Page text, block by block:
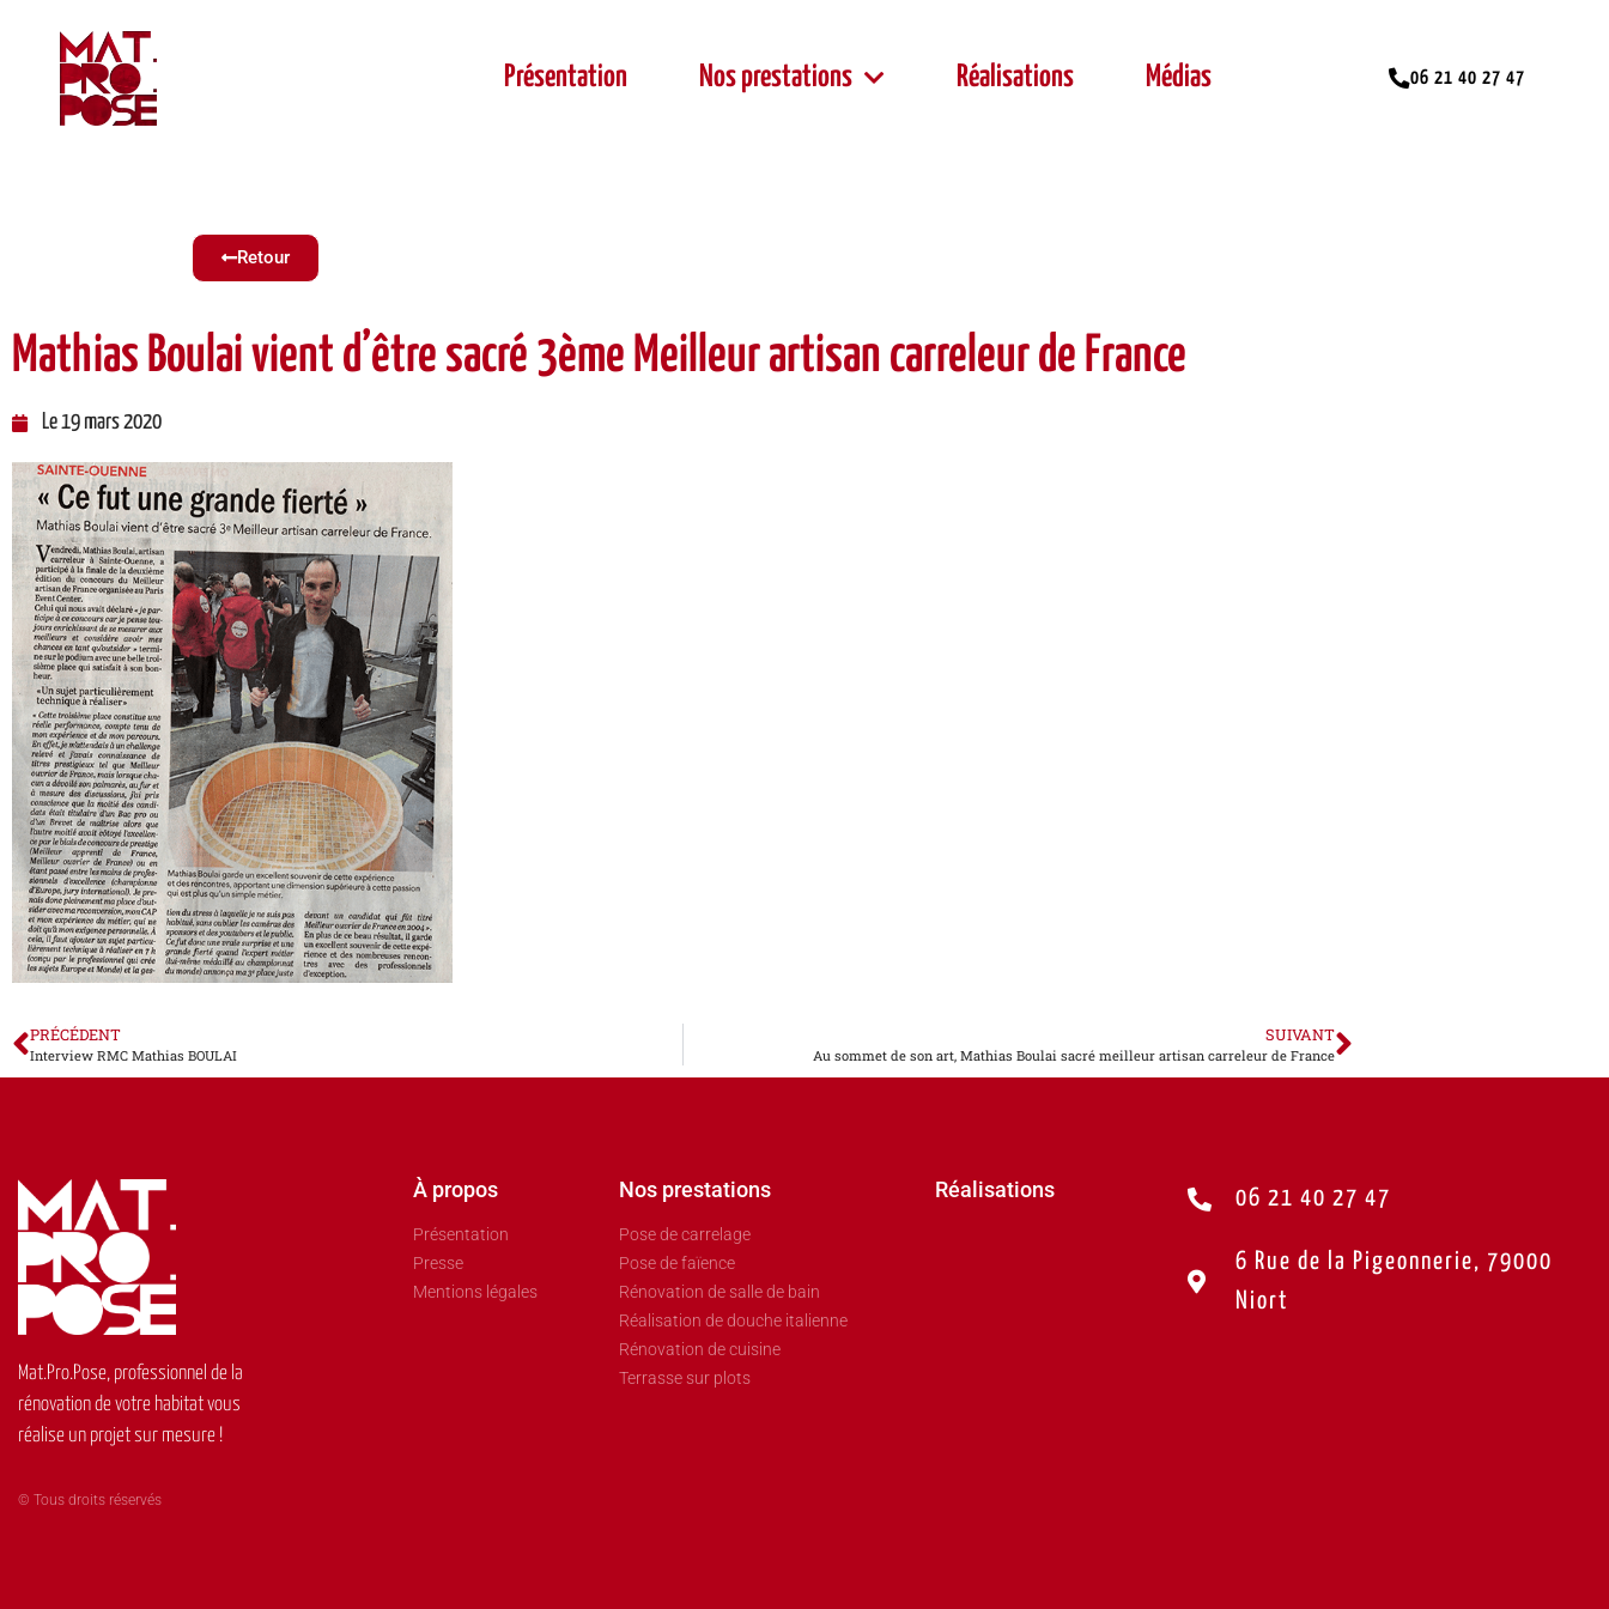
Présentation Nos prestations Réalisations Médias 06 21 40 27 47
Retour
Mathias Boulai vient d’être sacré 3ème Meilleur artisan carreleur de France
Le19 mars 2020
PRÉCÉDENT
Interview RMC Mathias BOULAI
SUIVANT
Au sommet de son art, Mathias Boulai sacré meilleur artisan carreleur de France
Mat.Pro.Pose, professionnel de la
rénovation de votre habitat vous
réalise un projet sur mesure !
© Tous droits réservés
À propos
Présentation
Presse
Mentions légales
Nos prestations
Pose de carrelage
Pose de faïence
Rénovation de salle de bain
Réalisation de douche italienne
Rénovation de cuisine
Terrasse sur plots
Réalisations 06 21 40 27 47
6 Rue de la Pigeonnerie, 79000
Niort